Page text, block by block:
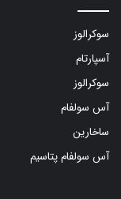
سوکرالوز
آسپارتام
سوکرالوز
آس سولفام
ساخارین
آس سولفام پتاسیم